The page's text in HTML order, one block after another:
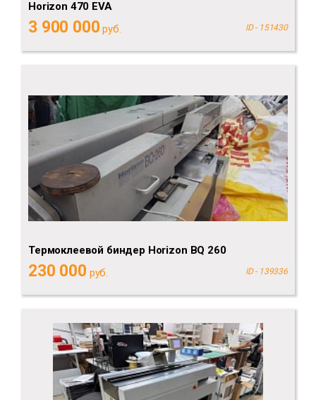
Horizon 470 EVA
3 900 000 руб. ID - 151430
Термоклеевой биндер Horizon BQ 260
230 000 руб. ID - 139336